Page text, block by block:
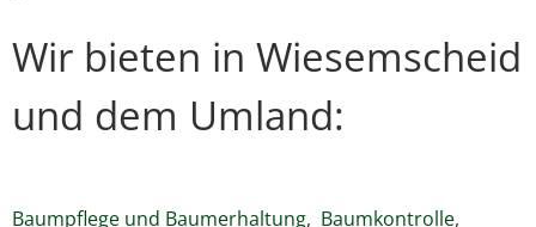
Wir bieten in Wiesemscheid
und dem Umland:
Baumpflege und Baumerhaltung, Baumkontrolle,